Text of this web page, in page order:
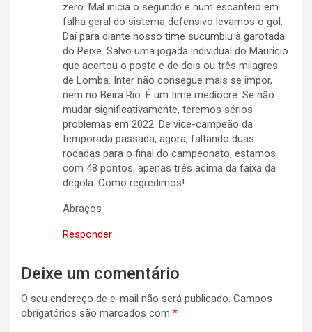
zero. Mal inicia o segundo e num escanteio em
falha geral do sistema defensivo levamos o gol.
Daí para diante nosso time sucumbiu à garotada
do Peixe. Salvo uma jogada individual do Maurício
que acertou o poste e de dois ou três milagres
de Lomba. Inter não consegue mais se impor,
nem no Beira Rio. É um time medíocre. Se não
mudar significativamente, teremos sérios
problemas em 2022. De vice-campeão da
temporada passada, agora, faltando duas
rodadas para o final do campeonato, estamos
com 48 pontos, apenas três acima da faixa da
degola. Como regredimos!
Abraços
Responder
Deixe um comentário
O seu endereço de e-mail não será publicado. Campos
obrigatórios são marcados com *